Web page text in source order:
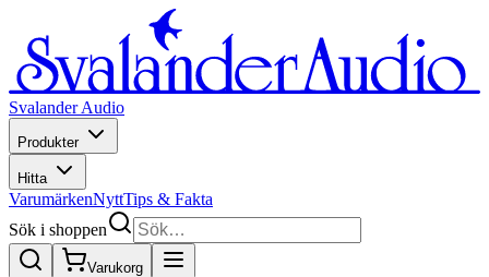
Svalander Audio
Produkter
Hitta
VarumärkenNyttTips & Fakta
Sök i shoppen
Varukorg